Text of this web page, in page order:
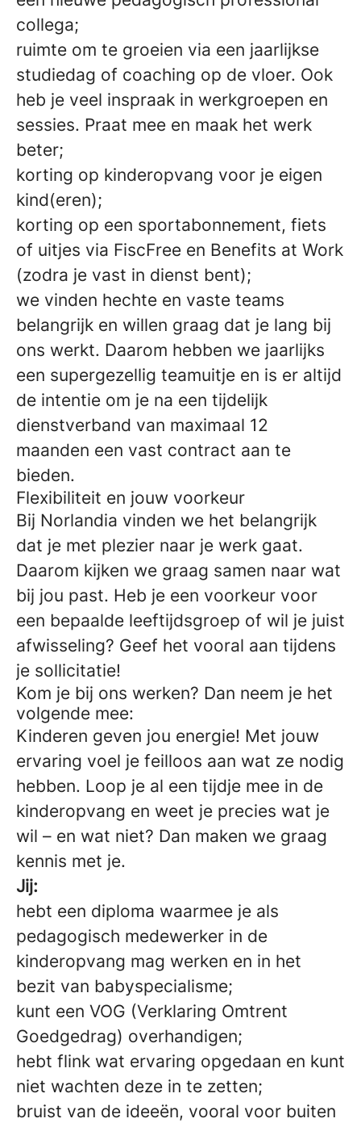
collega;
ruimte om te groeien via een jaarlijkse
studiedag of coaching op de vloer. Ook
heb je veel inspraak in werkgroepen en
sessies. Praat mee en maak het werk
beter;
korting op kinderopvang voor je eigen
kind(eren);
korting op een sportabonnement, fiets
of uitjes via FiscFree en Benefits at Work
(zodra je vast in dienst bent);
we vinden hechte en vaste teams
belangrijk en willen graag dat je lang bij
ons werkt. Daarom hebben we jaarlijks
een supergezellig teamuitje en is er altijd
de intentie om je na een tijdelijk
dienstverband van maximaal 12
maanden een vast contract aan te
bieden.
Flexibiliteit en jouw voorkeur
Bij Norlandia vinden we het belangrijk
dat je met plezier naar je werk gaat.
Daarom kijken we graag samen naar wat
bij jou past. Heb je een voorkeur voor
een bepaalde leeftijdsgroep of wil je juist
afwisseling? Geef het vooral aan tijdens
je sollicitatie!
Kom je bij ons werken? Dan neem je het
volgende mee:
Kinderen geven jou energie! Met jouw
ervaring voel je feilloos aan wat ze nodig
hebben. Loop je al een tijdje mee in de
kinderopvang en weet je precies wat je
wil – en wat niet? Dan maken we graag
kennis met je.
Jij:
hebt een diploma waarmee je als
pedagogisch medewerker in de
kinderopvang mag werken en in het
bezit van babyspecialisme;
kunt een VOG (Verklaring Omtrent
Goedgedrag) overhandigen;
hebt flink wat ervaring opgedaan en kunt
niet wachten deze in te zetten;
bruist van de ideeën, vooral voor buiten